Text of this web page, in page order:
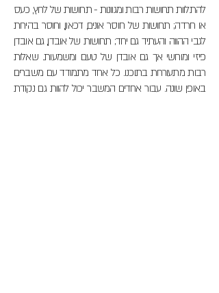
להתלוות תחושות רבות ומגוונות - תחושות של לחץ, כעס
או חרדה; תחושות של חוסר אונים, דכאון, וחוסר בהירות
לגבי ההווה והעתיד גם יחד; תחושות של אובדן, גם אובדן
פיזי ומוחשי אך גם אובדן של טעם ומשמעות. שאלות
רבות מתעוררות בתוכנו. כל אחד מתמודד עם משברים
באופן שונה. עבור אחדים המשבר יכול להוות גם נקודת